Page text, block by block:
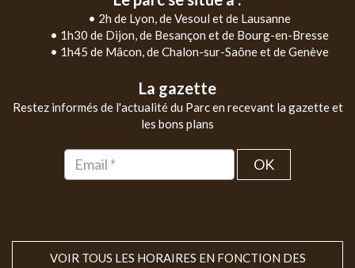
• 2h de Lyon, de Vesoul et de Lausanne
• 1h30 de Dijon, de Besançon et de Bourg-en-Bresse
• 1h45 de Mâcon, de Chalon-sur-Saône et de Genève
La gazette
Restez informés de l'actualité du Parc en recevant la gazette et
les bons plans
OK
VOIR TOUS LES HORAIRES EN FONCTION DES